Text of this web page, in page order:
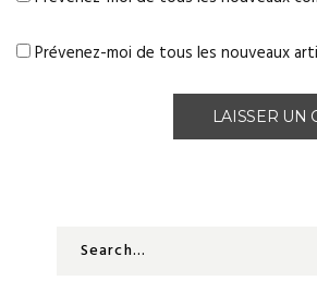
Prévenez-moi de tous les nouveaux